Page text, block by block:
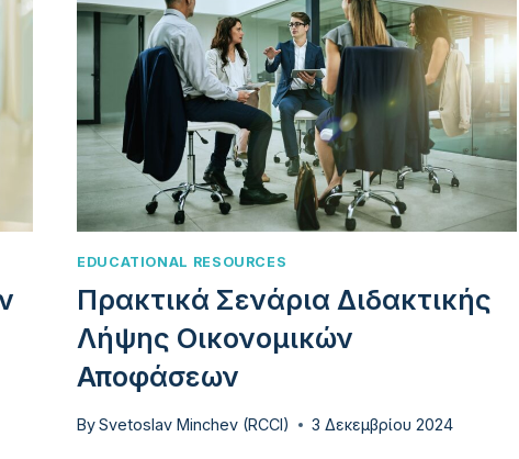
EDUCATIONAL RESOURCES
Πρακτικά Σενάρια Διδακτικής
Λήψης Οικονομικών
Αποφάσεων
BySvetoslav Minchev (RCCI) 3 Δεκεμβρίου 2024